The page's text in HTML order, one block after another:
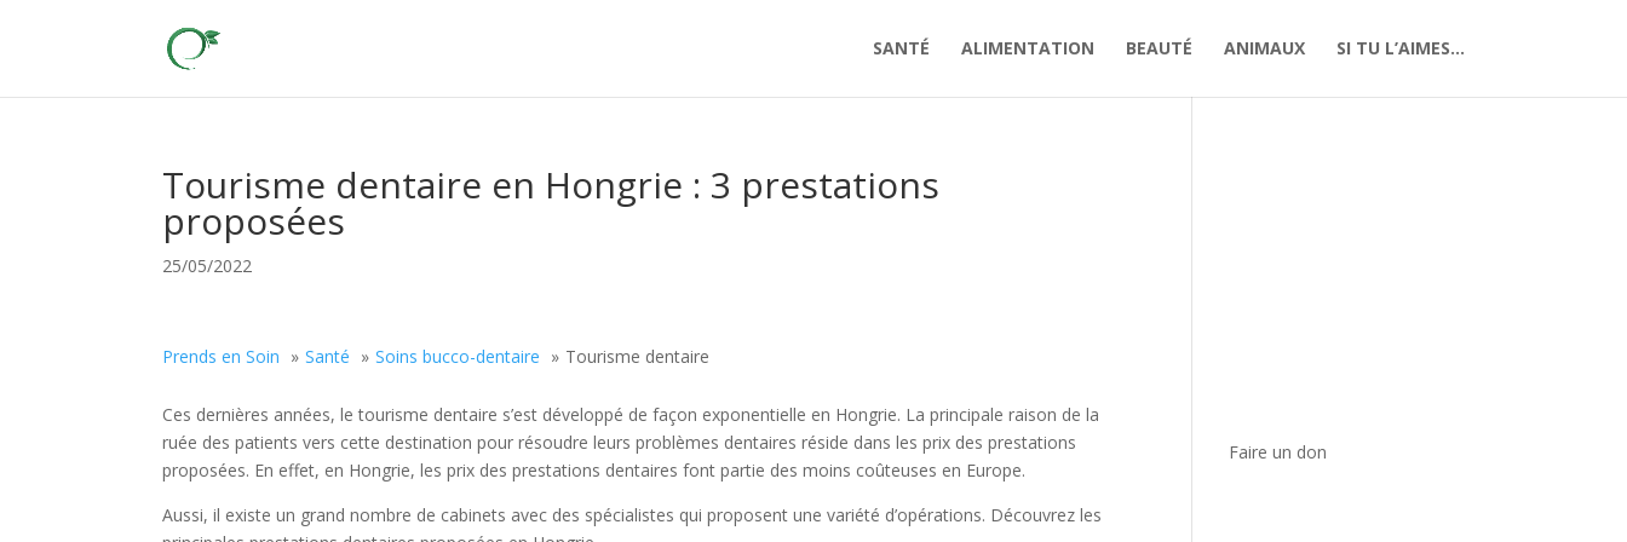
SANTÉ ALIMENTATION BEAUTÉ ANIMAUX SI TU L’AIMES…
Tourisme dentaire en Hongrie : 3 prestations
proposées
25/05/2022
Prends en Soin Santé Soins bucco-dentaire Tourisme dentaire
Ces dernières années, le tourisme dentaire s’est développé de façon exponentielle en Hongrie. La principale raison de la
ruée des patients vers cette destination pour résoudre leurs problèmes dentaires réside dans les prix des prestations
proposées. En effet, en Hongrie, les prix des prestations dentaires font partie des moins coûteuses en Europe.
Aussi, il existe un grand nombre de cabinets avec des spécialistes qui proposent une variété d’opérations. Découvrez les
Faire un don